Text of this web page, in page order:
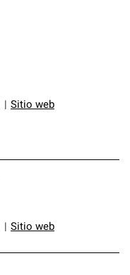
Sitio web
Sitio web